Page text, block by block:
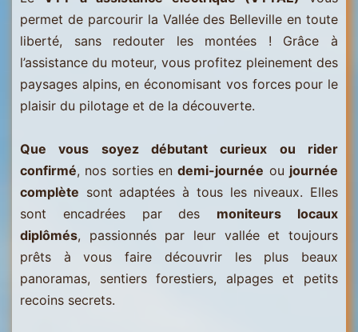
permet de parcourir la Vallée des Belleville en toute
liberté, sans redouter les montées ! Grâce à
l’assistance du moteur, vous profitez pleinement des
paysages alpins, en économisant vos forces pour le
plaisir du pilotage et de la découverte.
Que vous soyez débutant curieux ou rider
confirmé, nos sorties endemi-journée ou journée
complète sont adaptées à tous les niveaux. Elles
sont encadrées par des moniteurs locaux
diplômés, passionnés par leur vallée et toujours
prêts à vous faire découvrir les plus beaux
panoramas, sentiers forestiers, alpages et petits
recoins secrets.